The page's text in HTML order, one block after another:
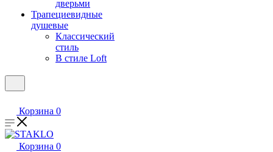
дверьми
Трапециевидные
душевые
Классический
стиль
В стиле Loft
Корзина 0
Корзина 0